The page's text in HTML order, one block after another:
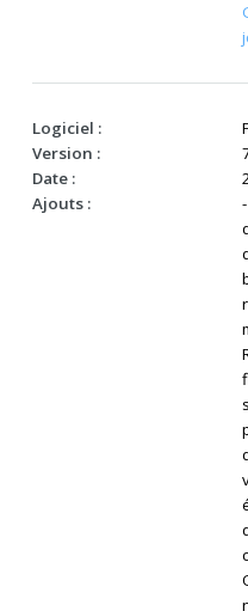
Logiciel :
Version :
Date :
Ajouts :